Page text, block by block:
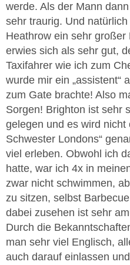
werde. Als der Mann
sehr traurig. Und natürlich
Heathrow ein sehr
erwies sich als sehr gut,
Taxifahrer wie ich zum
wurde mir ein „assistent“
zum Gate brachte! Also
Sorgen! Brighton ist sehr
gelegen und es wird nicht
Schwester Londons“
viel erleben. Obwohl ich
hatte, war ich 4x in
zwar nicht schwimmen,
zu sitzen, selbst
dabei zusehen ist sehr
Durch die
man sehr viel Englisch,
auch darauf einlassen